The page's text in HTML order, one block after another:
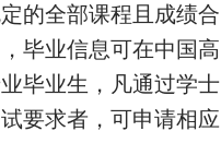
的全部课程且成绩合
毕业信息可在中国高
毕业生，凡通过学士
要求者，可申请相应